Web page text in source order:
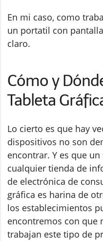
En mi caso, como
un portatil con
claro.
Cómo y
Tableta
Lo cierto es que hay
dispositivos no son
encontrar. Y es que
cualquier tienda de
de electrónica de
gráfica es harina de
los establecimientos
encontremos con que
trabajan este tipo de